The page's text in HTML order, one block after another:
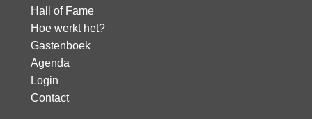
Hall of Fame
Hoe werkt het?
Gastenboek
Agenda
Login
Contact